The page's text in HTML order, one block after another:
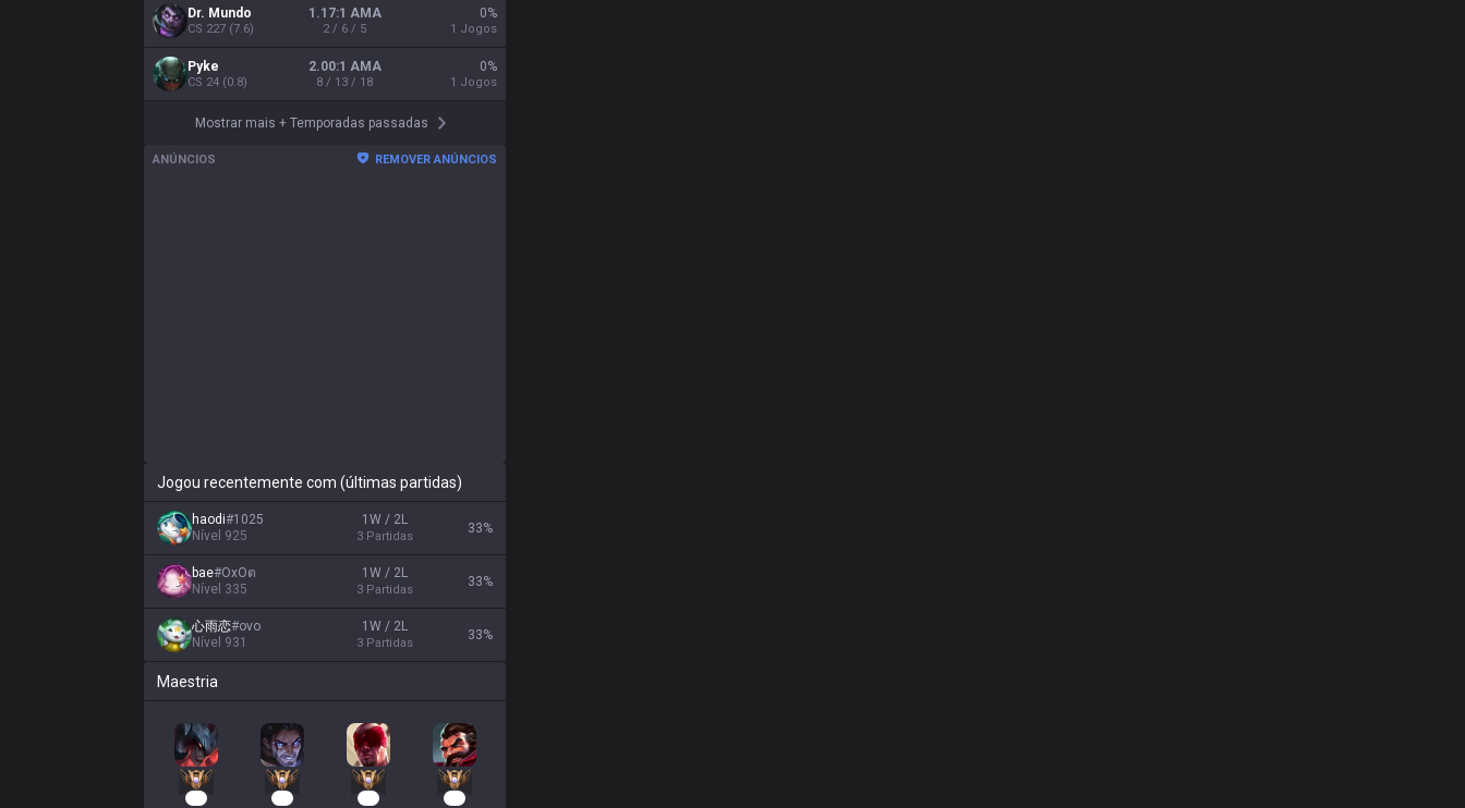
Dr. Mundo
CS 227 (7.6)
1.17:1 AMA
2 / 6 / 5
0%
1 Jogos
Pyke
CS 24 (0.8)
2.00:1 AMA
8 / 13 / 18
0%
1 Jogos
Mostrar mais + Temporadas passadas
ANÚNCIOS REMOVER ANÚNCIOS
Jogou recentemente com (últimas partidas)
haodi#1025
Nível 925
1W / 2L
3 Partidas
33%
bae#ОхОต
Nível 335
1W / 2L
3 Partidas
33%
心雨恋#ovo
Nível 931
1W / 2L
3 Partidas
33%
Maestria